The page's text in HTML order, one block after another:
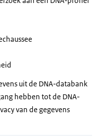
uit de DNA-databank
hebben tot de DNA-
van de gegevens